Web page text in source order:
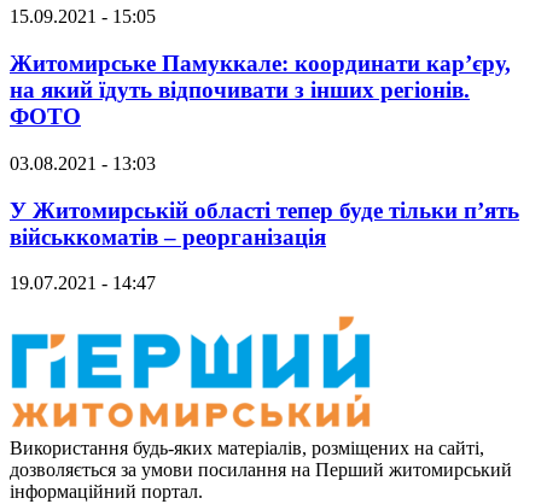
15.09.2021 - 15:05
Житомирське Памуккале: координати кар’єру,
на який їдуть відпочивати з інших регіонів.
ФОТО
03.08.2021 - 13:03
У Житомирській області тепер буде тільки п’ять
військкоматів – реорганізація
19.07.2021 - 14:47
Використання будь-яких матеріалів, розміщених на сайті,
дозволяється за умови посилання на Перший житомирський
інформаційний портал.